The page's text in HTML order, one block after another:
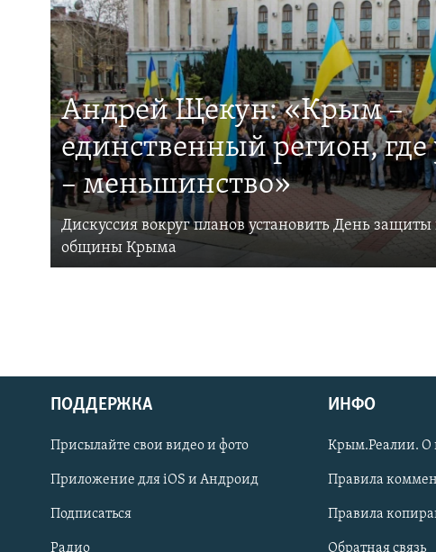
Українською
Qırımtatar
ПРИСОЕДИНЯЙТЕСЬ!
Андрей Щекун: «Крым –
единственный регион,
– меньшинство»
Дискуссия вокруг планов установить День
общины Крыма
ПОДДЕРЖКА
Присылайте свои видео и фото
Приложение для iOS и Андроид
Подписаться
Радио
ИНФО
Крым.Реалии. О
Правила
Правила
Обратная связь